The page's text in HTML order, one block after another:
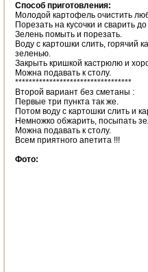
Способ приготовления:
Молодой картофель очистить
Порезать на кусочки и сварить
Зелень помыть и порезать.
Воду с картошки слить, горячий
зеленью.
Закрыть кришкой кастрюлю и
Можна подавать к столу.
**********************************
Второй вариант без сметаны :
Первые три пункта так же.
Потом воду с картошки слить и
Немножко обжарить, посыпать
Можна подавать к столу.
Всем приятного апетита !!!
Фото: